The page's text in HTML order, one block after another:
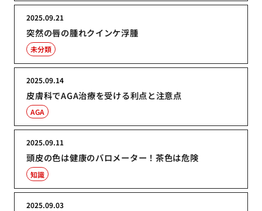
突然の唇の腫れクインケ浮腫
2025.09.21
未分類
皮膚科でAGA治療を受ける利点と注意点
2025.09.14
AGA
頭皮の色は健康のバロメーター！茶色は危険
2025.09.11
知識
2025.09.03